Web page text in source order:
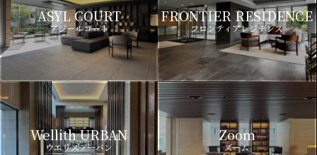
ASYL COURT
アジールコート
FRONTIER RESIDENCE
フロンティアレジデンス
Wellith URBAN
ウエリスアーバン
Zoom
ズーム